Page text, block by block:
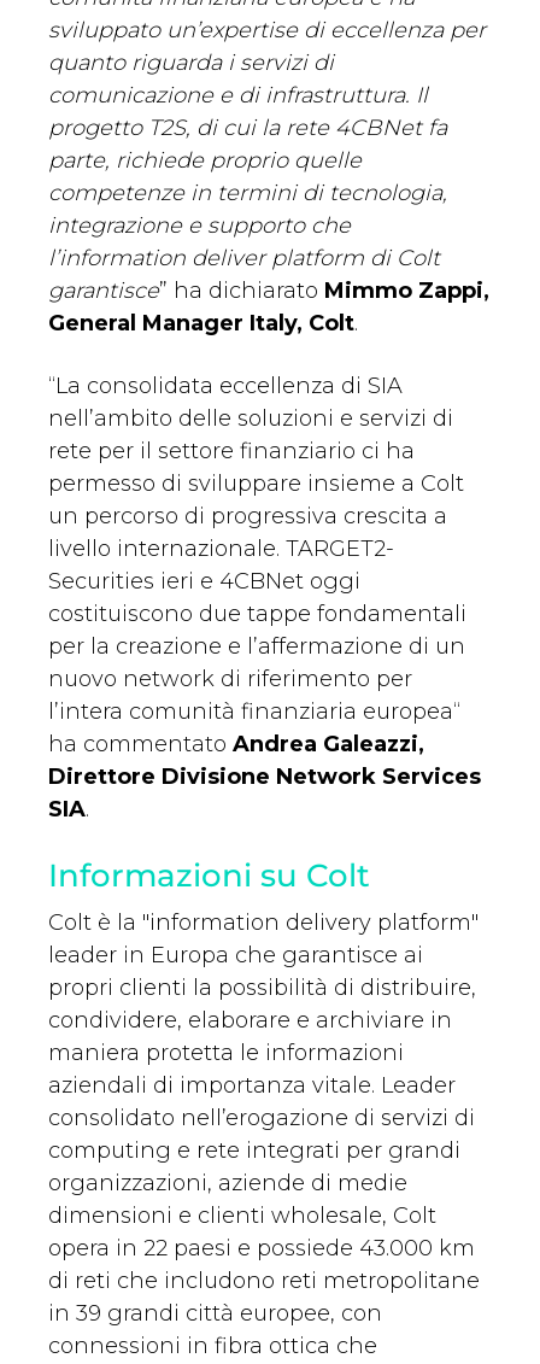
sviluppato un’expertise di eccellenza per
quanto riguarda i servizi di
comunicazione e di infrastruttura. Il
progetto T2S, di cui la rete 4CBNet fa
parte, richiede proprio quelle
competenze in termini di tecnologia,
integrazione e supporto che
l’information deliver platform di Colt
garantisce” ha dichiarato Mimmo Zappi,
General Manager Italy, Colt.
“La consolidata eccellenza di SIA
nell’ambito delle soluzioni e servizi di
rete per il settore finanziario ci ha
permesso di sviluppare insieme a Colt
un percorso di progressiva crescita a
livello internazionale. TARGET2-
Securities ieri e 4CBNet oggi
costituiscono due tappe fondamentali
per la creazione e l’affermazione di un
nuovo network di riferimento per
l’intera comunità finanziaria europea“
ha commentato Andrea Galeazzi,
Direttore Divisione Network Services
SIA.
Informazioni su Colt
Colt è la "information delivery platform"
leader in Europa che garantisce ai
propri clienti la possibilità di distribuire,
condividere, elaborare e archiviare in
maniera protetta le informazioni
aziendali di importanza vitale. Leader
consolidato nell’erogazione di servizi di
computing e rete integrati per grandi
organizzazioni, aziende di medie
dimensioni e clienti wholesale, Colt
opera in 22 paesi e possiede 43.000 km
di reti che includono reti metropolitane
in 39 grandi città europee, con
connessioni in fibra ottica che